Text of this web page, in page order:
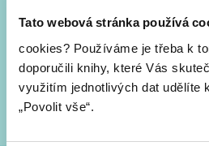
Tato webová stránka používá
cookies? Používáme je třeba k
doporučili knihy, které Vás
využitím jednotlivých dat udělíte
„Povolit vše“.
Vše kolem #youngadult každý
Nové knihy, co se chystá, kvízy,
a seriálové